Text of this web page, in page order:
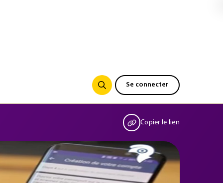
Se connecter
Copier le lien